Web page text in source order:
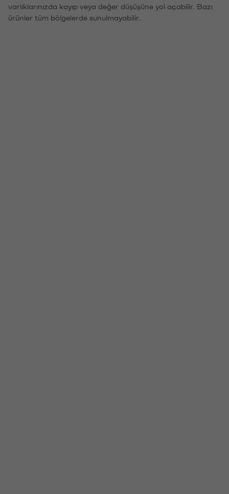
varlıklarınızda kayıp veya değer düşüşüne yol açabilir. Bazı
ürünler tüm bölgelerde sunulmayabilir.